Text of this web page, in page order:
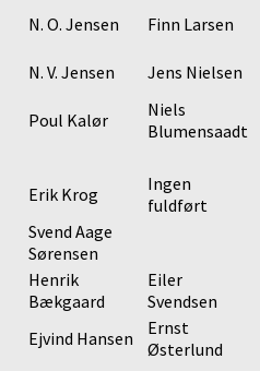
N. O. Jensen
Finn Larsen
N. V. Jensen
Jens Nielsen
Poul Kalør
Niels
Blumensaadt
Erik Krog
Ingen
fuldført
Svend Aage
Sørensen
Henrik
Bækgaard
Eiler
Svendsen
Ejvind Hansen
Ernst
Østerlund